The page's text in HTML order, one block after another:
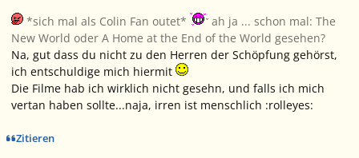
*sich mal als Colin Fan outet*
ah ja ... schon mal: The
New World oder A Home at the End of the World gesehen?
Na, gut dass du nicht zu den Herren der Schöpfung gehörst,
ich entschuldige mich hiermit
Die Filme hab ich wirklich nicht gesehn, und falls ich mich
vertan haben sollte...naja, irren ist menschlich :rolleyes:
Zitieren